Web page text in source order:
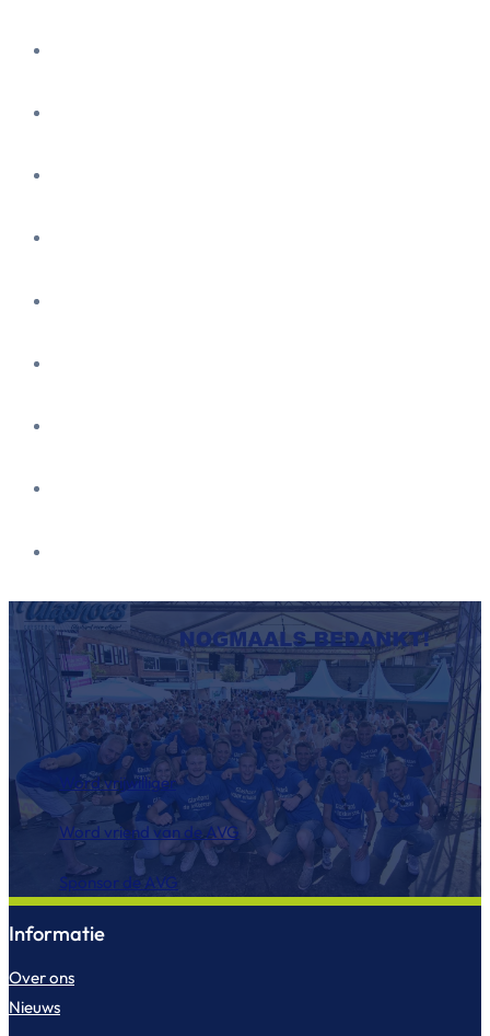
Word vrijwilliger
Word vriend van de AVG
Sponsor de AVG
Informatie
Over ons
Nieuws